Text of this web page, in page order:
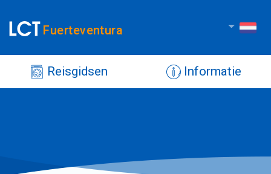
Fuerteventura
Reisgidsen Informatie